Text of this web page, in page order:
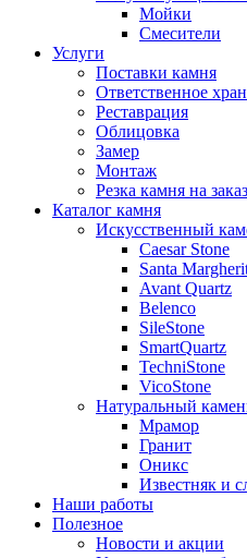
Мойки
Смесители
Услуги
Поставки камня
Ответственное
Реставрация
Облицовка
Замер
Монтаж
Резка камня на заказ
Каталог камня
Искусственный
Caesar Stone
Santa
Avant Quartz
Belenco
SileStone
SmartQuartz
TechniStone
VicoStone
Натуральный
Мрамор
Гранит
Оникс
Известняк и
Наши работы
Полезное
Новости и акции